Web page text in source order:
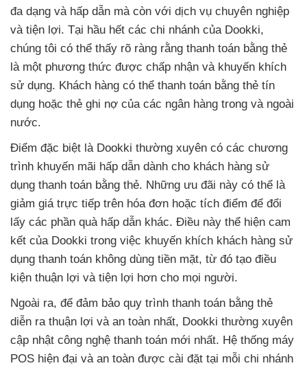
đa dạng và hấp dẫn mà còn với dịch vụ chuyên nghiệp
và tiện lợi. Tại hầu hết các chi nhánh của Dookki,
chúng tôi có thể thấy rõ ràng rằng thanh toán bằng thẻ
là một phương thức được chấp nhận và khuyến khích
sử dụng. Khách hàng có thể thanh toán bằng thẻ tín
dụng hoặc thẻ ghi nợ của các ngân hàng trong và ngoài
nước.
Điểm đặc biệt là Dookki thường xuyên có các chương
trình khuyến mãi hấp dẫn dành cho khách hàng sử
dụng thanh toán bằng thẻ. Những ưu đãi này có thể là
giảm giá trực tiếp trên hóa đơn hoặc tích điểm để đổi
lấy các phần quà hấp dẫn khác. Điều này thể hiện cam
kết của Dookki trong việc khuyến khích khách hàng sử
dụng thanh toán không dùng tiền mặt, từ đó tạo điều
kiện thuận lợi và tiện lợi hơn cho mọi người.
Ngoài ra, để đảm bảo quy trình thanh toán bằng thẻ
diễn ra thuận lợi và an toàn nhất, Dookki thường xuyên
cập nhật công nghệ thanh toán mới nhất. Hệ thống máy
POS hiện đại và an toàn được cài đặt tại mỗi chi nhánh